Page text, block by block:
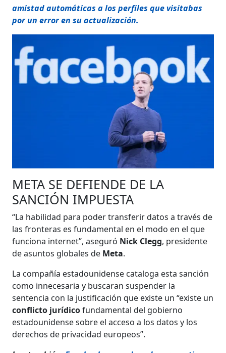
amistad automáticas a los perfiles que visitabas
por un error en su actualización.
META SE DEFIENDE DE LA
SANCIÓN IMPUESTA
“La habilidad para poder transferir datos a través de
las fronteras es fundamental en el modo en el que
funciona internet”, aseguró Nick Clegg, presidente
de asuntos globales de Meta.
La compañía estadounidense cataloga esta sanción
como innecesaria y buscaran suspender la
sentencia con la justificación que existe un “existe un
conflicto jurídicofundamental del gobierno
estadounidense sobre el acceso a los datos y los
derechos de privacidad europeos”.